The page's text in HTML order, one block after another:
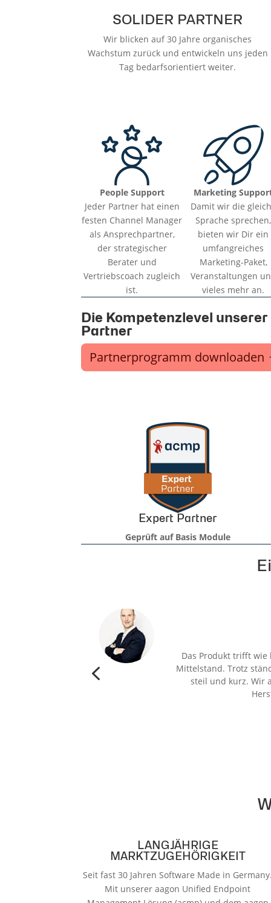
SOLIDER PARTNER
Wir blicken auf 30 Jahre organisches
Wachstum zurück und entwickeln uns jeden
Tag bedarfsorientiert weiter.
People Support
Jeder Partner hat einen
festen Channel Manager
als Ansprechpartner,
der strategischer
Berater und
Vertriebscoach zugleich
ist.
Marketing
Damit wir die
Sprache sprechen,
bieten wir Dir ein
umfangreiches
Marketing-Paket,
Veranstaltungen
vieles mehr an.
Die Kompetenzlevel unserer
Partner
Partnerprogramm downloaden
Expert Partner
Geprüft auf Basis Module
Das Produkt trifft
Mittelstand. Trotz
steil und kurz. Wir
4
LANGJÄHRIGE
MARKTZUGEHÖRIGKEIT
Seit fast 30 Jahren Software Made in
Mit unserer aagon Unified Endpoint